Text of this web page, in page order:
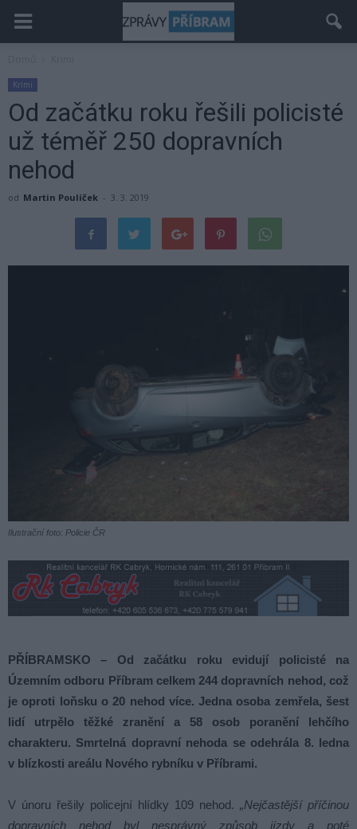
Krimi
Od začátku roku řešili policisté
už téměř 250 dopravních
nehod
od Martin Poulíček - 3. 3. 2019
Ilustrační foto: Policie ČR
PŘÍBRAMSKO – Od začátku roku evidují policisté na
Územním odboru Příbram celkem 244 dopravních nehod, což
je oproti loňsku o 20 nehod více. Jedna osoba zemřela, šest
lidí utrpělo těžké zranění a 58 osob poranění lehčího
charakteru. Smrtelná dopravní nehoda se odehrála 8. ledna
v blízkosti areálu Nového rybníku v Příbrami.
V únoru řešily policejní hlídky 109 nehod. „Nejčastější příčinou
dopravních nehod byl nesprávný způsob jízdy a poté